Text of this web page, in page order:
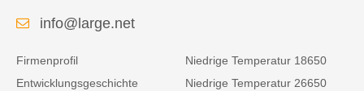
info@large.net
Firmenprofil
Entwicklungsgeschichte
Niedrige Temperatur 18650
Niedrige Temperatur 26650